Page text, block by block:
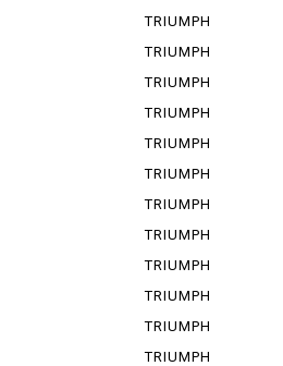
BONNEVIL...
TRIUMPH
DAYTONA ...
TRIUMPH
DAYTONA ...
TRIUMPH
ROCKET I...
TRIUMPH
SCRAMBLE...
TRIUMPH
SCRAMBLE...
TRIUMPH
SPEED T...
TRIUMPH
SPEED T...
TRIUMPH
SPEED 400
TRIUMPH
STREET ...
TRIUMPH
STREET ...
TRIUMPH
STREET ...
TRIUMPH